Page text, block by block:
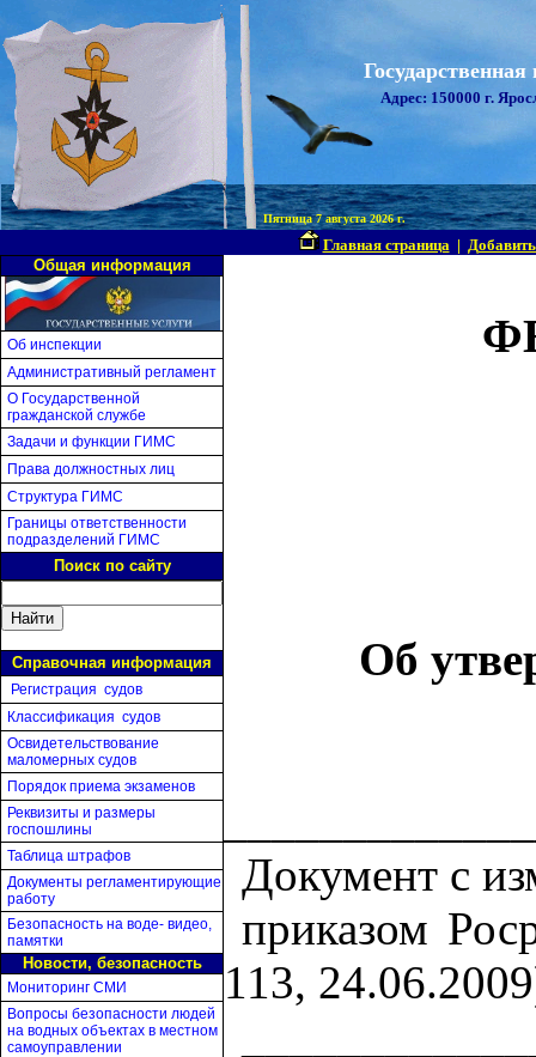
Адрес: 150000 г.
Пятница 7 августа 2026 г.
Главная страница|
Общая информация
Об инспекции
Административный регламент
О Государственной
гражданской службе
Задачи и функции ГИМС
Права должностных лиц
Структура ГИМС
Границы ответственности
подразделений ГИМС
Поиск по сайту
Справочная информация
Регистрация судов
Классификация судов
Освидетельствование
маломерных судов
Порядок приема экзаменов
Реквизиты и размеры
госпошлины
Таблица штрафов
Документы регламентирующие
работу
Безопасность на воде- видео,
памятки
Новости, безопасность
Мониторинг СМИ
Вопросы безопасности людей
на водных объектах в местном
самоуправлении
Об
Документ с
приказом
113,